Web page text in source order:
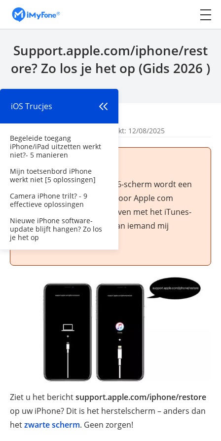
Support.apple.com/iphone/rest
ore? Zo los je het op (Gids 2026 )
| Bijgewerkt: 12/08/2025
iOS Trucjes
Begeleide toegang
iPhone/iPad uitzetten werkt
niet?- 5 manieren
Mijn toetsenbord iPhone
werkt niet [5 oplossingen]
Camera iPhone trilt? - 9
effectieve oplossingen
Nieuwe iPhone software-
update blijft hangen? Zo los
je het op
Boven aan mijn iPhone 16-scherm wordt een
ondersteuningsscherm voor Apple com
iPhone-herstel weergegeven met het iTunes-
logo en een USB-kabel. kan iemand mij
helpen?
Ziet u het berichtsupport.apple.com/iphone/restore
op uw iPhone? Dit is het herstelscherm – anders dan
hetzwarte scherm. Geen zorgen!